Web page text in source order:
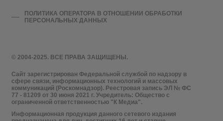
© 2004-2025. ВСЕ ПРАВА ЗАЩИЩЕНЫ.
Сайт зарегистрирован Федеральной службой по надзору в
сфере связи, информационных технологий и массовых
коммуникаций (Роскомнадзор). Реестровая запись ЭЛ № ФС
77 - 81209 от 30 июня 2021 г. Учредитель: Общество с
ограниченной ответственностью "К Медиа".
Информационная продукция данного сетевого издания
ПОЛИТИКА ОПЕРАТОРА В ОТНОШЕНИИ ОБРАБОТКИ
ПЕРСОНАЛЬНЫХ ДАННЫХ